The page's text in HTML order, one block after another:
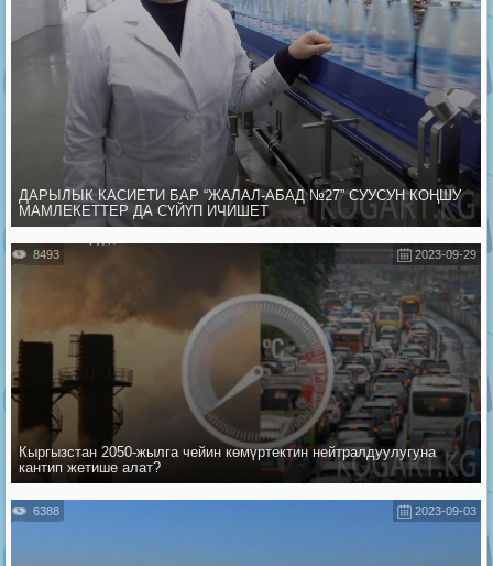
ДАРЫЛЫК КАСИЕТИ БАР “ЖАЛАЛ-АБАД №27” СУУСУН КОҢШУ
МАМЛЕКЕТТЕР ДА СҮЙҮП ИЧИШЕТ
2023-09-29
8493
Кыргызстан 2050-жылга чейин көмүртектин нейтралдуулугуна
кантип жетише алат?
2023-09-03
6388